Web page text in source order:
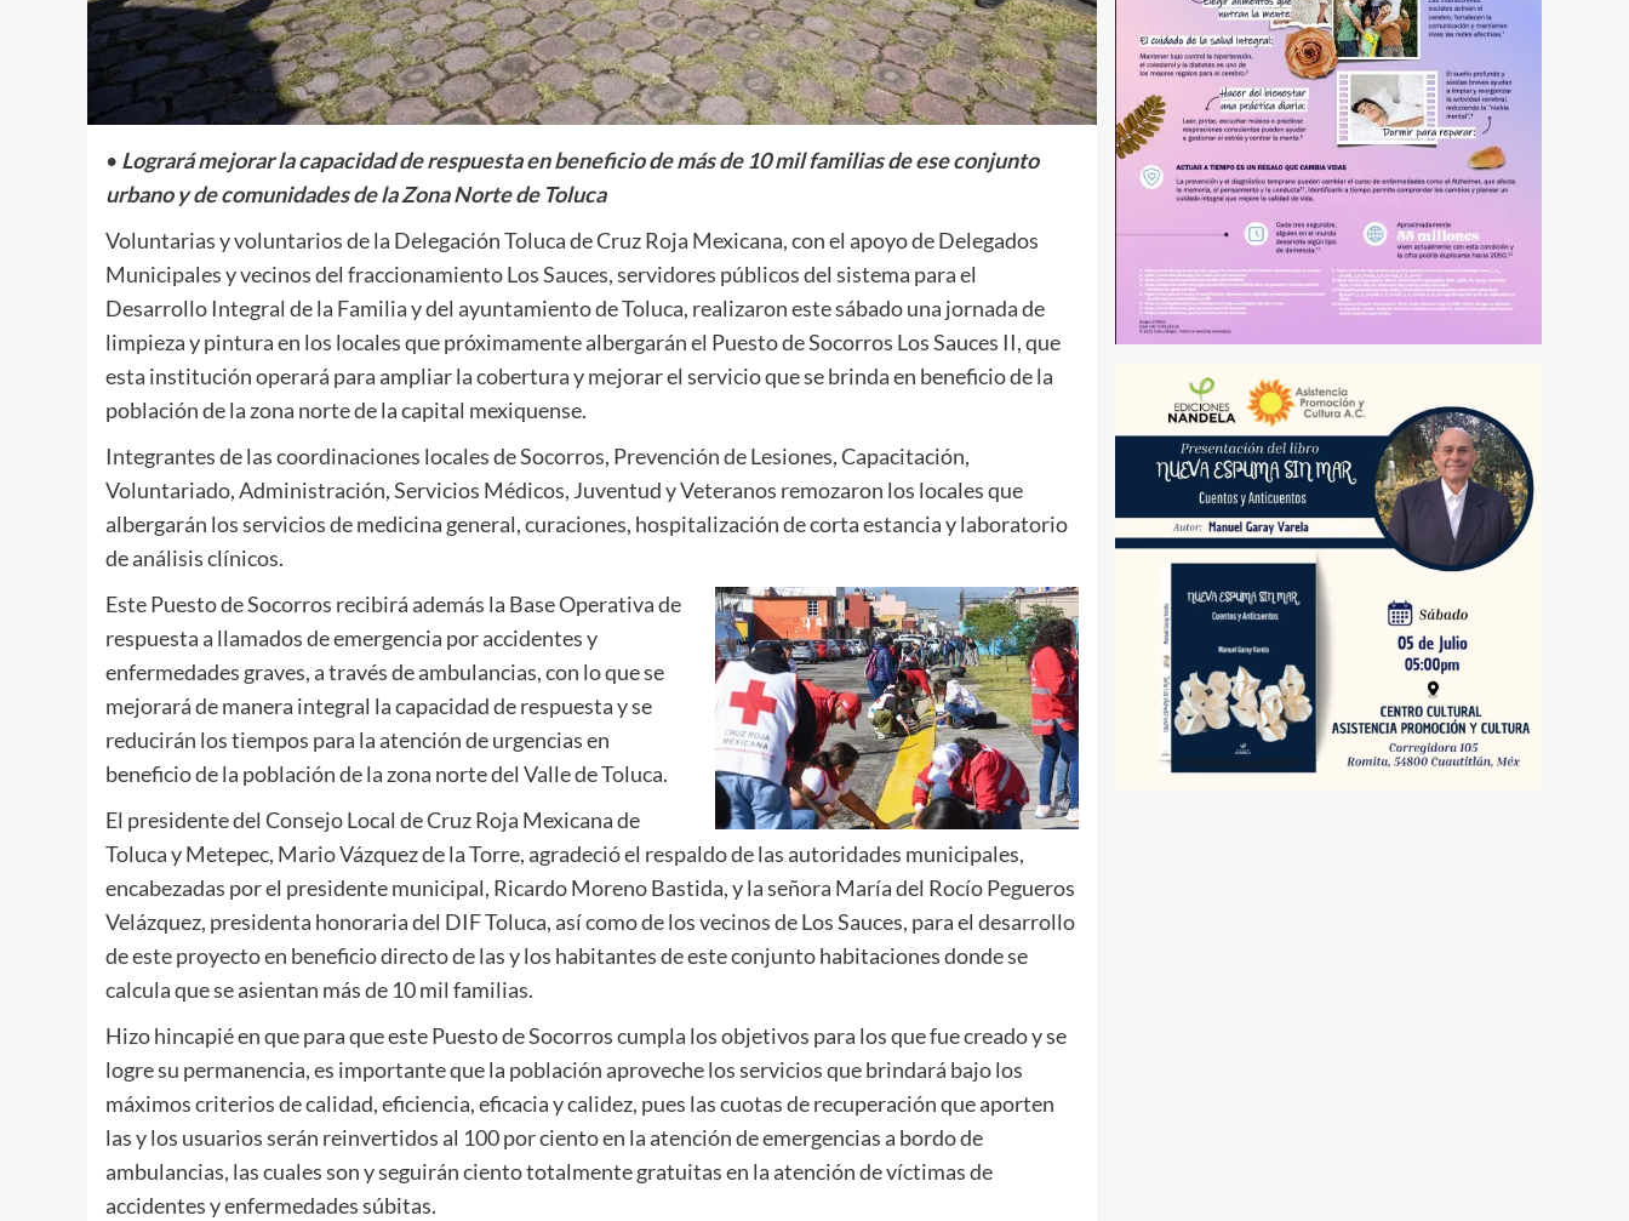
• Logrará mejorar la capacidad de respuesta en beneficio de más de 10 mil familias de ese conjunto
urbano y de comunidades de la Zona Norte de Toluca
Voluntarias y voluntarios de la Delegación Toluca de Cruz Roja Mexicana, con el apoyo de Delegados
Municipales y vecinos del fraccionamiento Los Sauces, servidores públicos del sistema para el
Desarrollo Integral de la Familia y del ayuntamiento de Toluca, realizaron este sábado una jornada de
limpieza y pintura en los locales que próximamente albergarán el Puesto de Socorros Los Sauces II, que
esta institución operará para ampliar la cobertura y mejorar el servicio que se brinda en beneficio de la
población de la zona norte de la capital mexiquense.
Integrantes de las coordinaciones locales de Socorros, Prevención de Lesiones, Capacitación,
Voluntariado, Administración, Servicios Médicos, Juventud y Veteranos remozaron los locales que
albergarán los servicios de medicina general, curaciones, hospitalización de corta estancia y laboratorio
de análisis clínicos.
Este Puesto de Socorros recibirá además la Base Operativa de
respuesta a llamados de emergencia por accidentes y
enfermedades graves, a través de ambulancias, con lo que se
mejorará de manera integral la capacidad de respuesta y se
reducirán los tiempos para la atención de urgencias en
beneficio de la población de la zona norte del Valle de Toluca.
El presidente del Consejo Local de Cruz Roja Mexicana de
Toluca y Metepec, Mario Vázquez de la Torre, agradeció el respaldo de las autoridades municipales,
encabezadas por el presidente municipal, Ricardo Moreno Bastida, y la señora María del Rocío Pegueros
Velázquez, presidenta honoraria del DIF Toluca, así como de los vecinos de Los Sauces, para el desarrollo
de este proyecto en beneficio directo de las y los habitantes de este conjunto habitaciones donde se
calcula que se asientan más de 10 mil familias.
Hizo hincapié en que para que este Puesto de Socorros cumpla los objetivos para los que fue creado y se
logre su permanencia, es importante que la población aproveche los servicios que brindará bajo los
máximos criterios de calidad, eficiencia, eficacia y calidez, pues las cuotas de recuperación que aporten
las y los usuarios serán reinvertidos al 100 por ciento en la atención de emergencias a bordo de
ambulancias, las cuales son y seguirán ciento totalmente gratuitas en la atención de víctimas de
accidentes y enfermedades súbitas.